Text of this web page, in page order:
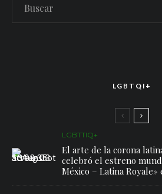
LGBTQI+
LGBTTIQ+
El arte de la corona
celebró el estreno
México – Latina Royale»